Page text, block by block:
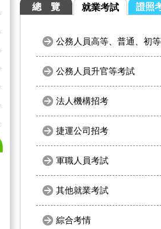
總 覽 就業考試 證照
公務人員高等、普通、初
公務人員升官等考試
法人機構招考
捷運公司招考
軍職人員考試
其他就業考試
綜合考情